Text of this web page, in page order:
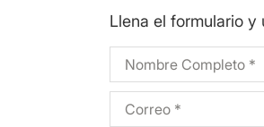
Llena el formulario